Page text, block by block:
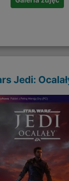
Jedi: